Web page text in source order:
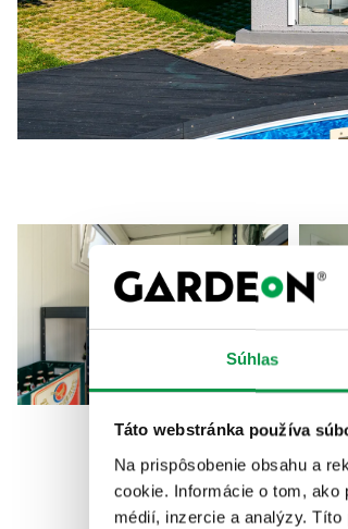
Súhlas
Táto webstránka používa
Na prispôsobenie obsahu a
cookie. Informácie o tom,
médií, inzercie a analýzy.